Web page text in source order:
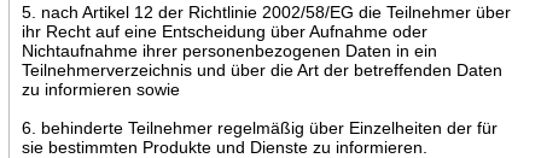
5. nach Artikel 12 der Richtlinie 2002/58/EG die Teilnehmer über
ihr Recht auf eine Entscheidung über Aufnahme oder
Nichtaufnahme ihrer personenbezogenen Daten in ein
Teilnehmerverzeichnis und über die Art der betreffenden Daten
zu informieren sowie
6. behinderte Teilnehmer regelmäßig über Einzelheiten der für
sie bestimmten Produkte und Dienste zu informieren.